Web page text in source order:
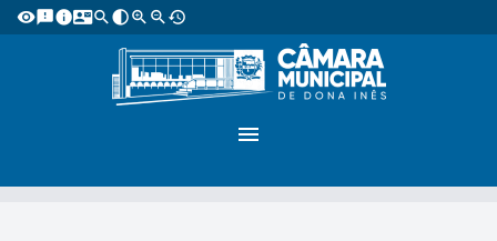
visibility feedbackinfocontact_mailsearch contrastzoom_in zoom_out restore
menu